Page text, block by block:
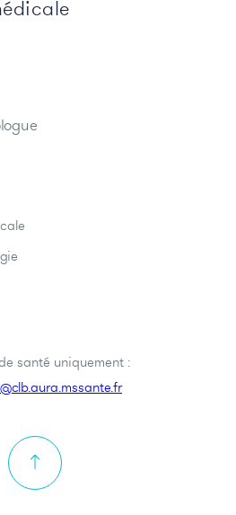
santé uniquement :